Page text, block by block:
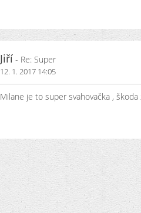
Jiří - Re: Super
12. 1. 2017 14:05
Milane je to super svahovačka ,